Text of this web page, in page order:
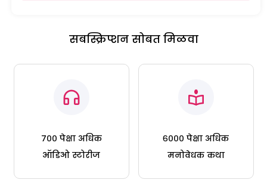
सबस्क्रिप्शन सोबत मिळवा
७०० पेक्षा अधिक
ऑडिओ स्टोरीज
६००० पेक्षा अधिक
मनोवेधक कथा